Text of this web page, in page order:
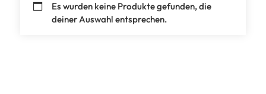
Es wurden keine Produkte gefunden, die
deiner Auswahl entsprechen.